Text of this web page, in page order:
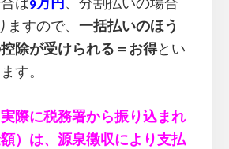
は9万円 、分割払いの場合
ますので、 一括払いのほう
除が受けられる＝お得とい
す。
際に税務署から振り込まれ
）は、源泉徴収により支払